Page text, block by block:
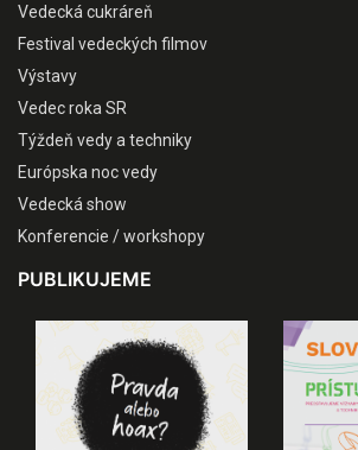
Vedecká cukráreň
Festival vedeckých filmov
Výstavy
Vedec roka SR
Týždeň vedy a techniky
Európska noc vedy
Vedecká show
Konferencie / workshopy
PUBLIKUJEME